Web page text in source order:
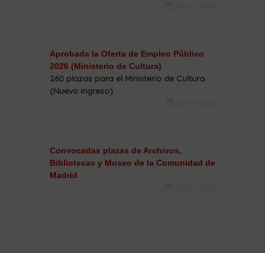
Aprobada la Oferta de Empleo Público
2026 (Ministerio de Cultura)
260 plazas para el Ministerio de Cultura
(Nuevo ingreso)
Convocadas plazas de Archivos,
Bibliotecas y Museo de la Comunidad de
Madrid